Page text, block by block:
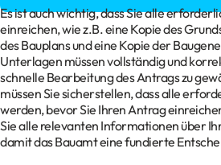
Es ist auch wichtig, dass Sie alle
einreichen, wie z.B. eine Kopie des
des Bauplans und eine Kopie der
Unterlagen müssen vollständig und
schnelle Bearbeitung des Antrags zu
müssen Sie sicherstellen, dass alle
werden, bevor Sie Ihren Antrag
Sie alle relevanten Informationen über
damit das Bauamt eine fundierte